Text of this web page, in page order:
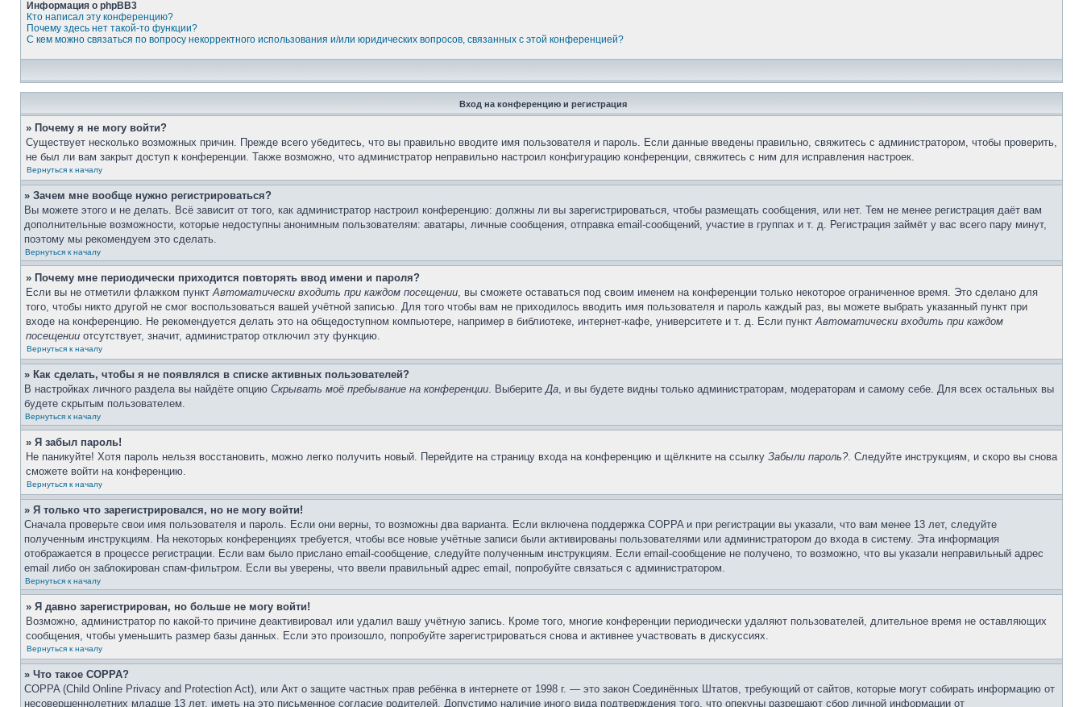
Информация о phpBB3
Кто написал эту конференцию?
Почему здесь нет такой-то функции?
С кем можно связаться по вопросу некорректного использования и/или юридических вопросов, связанных с этой конференцией?
Вход на конференцию и регистрация
» Почему я не могу войти?
Существует несколько возможных причин. Прежде всего убедитесь, что вы правильно вводите имя пользователя и пароль. Если данные введены правильно, свяжитесь с администратором, чтобы проверить,
не был ли вам закрыт доступ к конференции. Также возможно, что администратор неправильно настроил конфигурацию конференции, свяжитесь с ним для исправления настроек.
Вернуться к началу
» Зачем мне вообще нужно регистрироваться?
Вы можете этого и не делать. Всё зависит от того, как администратор настроил конференцию: должны ли вы зарегистрироваться, чтобы размещать сообщения, или нет. Тем не менее регистрация даёт вам
дополнительные возможности, которые недоступны анонимным пользователям: аватары, личные сообщения, отправка email-сообщений, участие в группах и т. д. Регистрация займёт у вас всего пару минут,
поэтому мы рекомендуем это сделать.
Вернуться к началу
» Почему мне периодически приходится повторять ввод имени и пароля?
Если вы не отметили флажком пунктАвтоматически входить при каждом посещении, вы сможете оставаться под своим именем на конференции только некоторое ограниченное время. Это сделано для
того, чтобы никто другой не смог воспользоваться вашей учётной записью. Для того чтобы вам не приходилось вводить имя пользователя и пароль каждый раз, вы можете выбрать указанный пункт при
входе на конференцию. Не рекомендуется делать это на общедоступном компьютере, например в библиотеке, интернет-кафе, университете и т. д. Если пунктАвтоматически входить при каждом
посещении отсутствует, значит, администратор отключил эту функцию.
Вернуться к началу
» Как сделать, чтобы я не появлялся в списке активных пользователей?
В настройках личного раздела вы найдёте опцию Скрывать моё пребывание на конференции. ВыберитеДа, и вы будете видны только администраторам, модераторам и самому себе. Для всех остальных вы
будете скрытым пользователем.
Вернуться к началу
» Я забыл пароль!
Не паникуйте! Хотя пароль нельзя восстановить, можно легко получить новый. Перейдите на страницу входа на конференцию и щёлкните на ссылку Забыли пароль?. Следуйте инструкциям, и скоро вы снова
сможете войти на конференцию.
Вернуться к началу
» Я только что зарегистрировался, но не могу войти!
Сначала проверьте свои имя пользователя и пароль. Если они верны, то возможны два варианта. Если включена поддержка COPPA и при регистрации вы указали, что вам менее 13 лет, следуйте
полученным инструкциям. На некоторых конференциях требуется, чтобы все новые учётные записи были активированы пользователями или администратором до входа в систему. Эта информация
отображается в процессе регистрации. Если вам было прислано email-сообщение, следуйте полученным инструкциям. Если email-сообщение не получено, то возможно, что вы указали неправильный адрес
email либо он заблокирован спам-фильтром. Если вы уверены, что ввели правильный адрес email, попробуйте связаться с администратором.
Вернуться к началу
» Я давно зарегистрирован, но больше не могу войти!
Возможно, администратор по какой-то причине деактивировал или удалил вашу учётную запись. Кроме того, многие конференции периодически удаляют пользователей, длительное время не оставляющих
сообщения, чтобы уменьшить размер базы данных. Если это произошло, попробуйте зарегистрироваться снова и активнее участвовать в дискуссиях.
Вернуться к началу
» Что такое COPPA?
COPPA (Child Online Privacy and Protection Act), или Акт о защите частных прав ребёнка в интернете от 1998 г. — это закон Соединённых Штатов, требующий от сайтов, которые могут собирать информацию от
несовершеннолетних младше 13 лет, иметь на это письменное согласие родителей. Допустимо наличие иного вида подтверждения того, что опекуны разрешают сбор личной информации от